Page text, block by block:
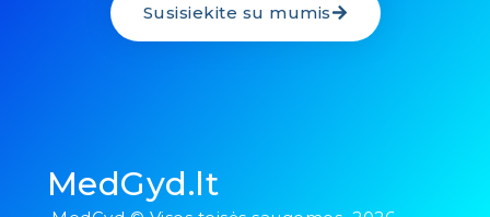
Susisiekite su mumis
MedGyd.lt